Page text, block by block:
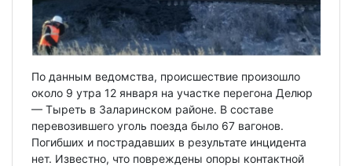
По данным ведомства, происшествие произошло
около 9 утра 12 января на участке перегона Делюр
— Тыреть в Заларинском районе. В составе
перевозившего уголь поезда было 67 вагонов.
Погибших и пострадавших в результате инцидента
нет. Известно, что повреждены опоры контактной